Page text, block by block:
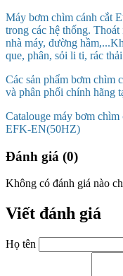
Máy bơm chìm cánh cắt
trong các hệ thống.
nhà máy, đường
que, phân, sỏi li ti, rác
Các sản phẩm bơm chìm
và phân phối chính hãng
Catalouge máy bơm
EFK-EN(50HZ)
Đánh giá (0)
Không có đánh giá nào
Viết đánh giá
Họ tên